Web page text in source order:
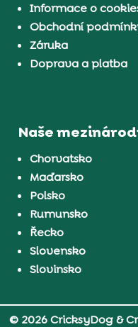
Informace o
Obchodní
Záruka
Doprava a platba
Naše
Chorvatsko
Maďarsko
Polsko
Rumunsko
Řecko
Slovensko
Slovinsko
© 2026 CricksyDog &